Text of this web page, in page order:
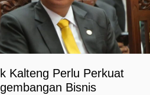
Kalteng Perlu Perkuat
Bisnis